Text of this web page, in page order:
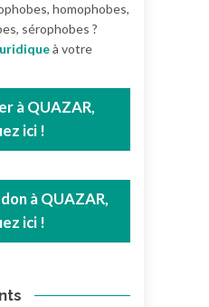
homophobes,
sérophobes ?
à votre
à QUAZAR,
ici !
à QUAZAR,
ici !